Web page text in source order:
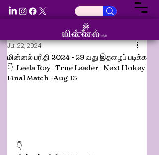
மின்னல் பரிதி 2024 - 29 வது இதழைப் படிக்க
👇| Leela Roy | True Leader | Next Hokey
Final Match -Aug 13
Jul 22, 2024
👇